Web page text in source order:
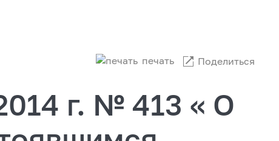
печать Поделиться
г. № 413 « О